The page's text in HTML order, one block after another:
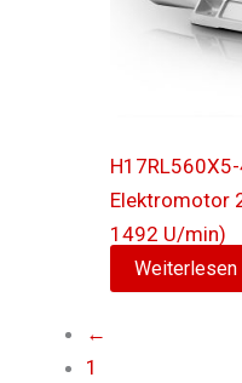
Elektromotor
1492 U/min)
Weiterlesen
←
1